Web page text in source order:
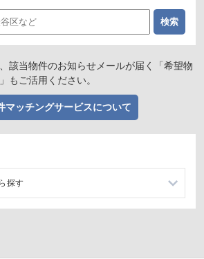
該当物件のお知らせメールが届く「希望物
もご活用ください。
マッチングサービスについて
探す